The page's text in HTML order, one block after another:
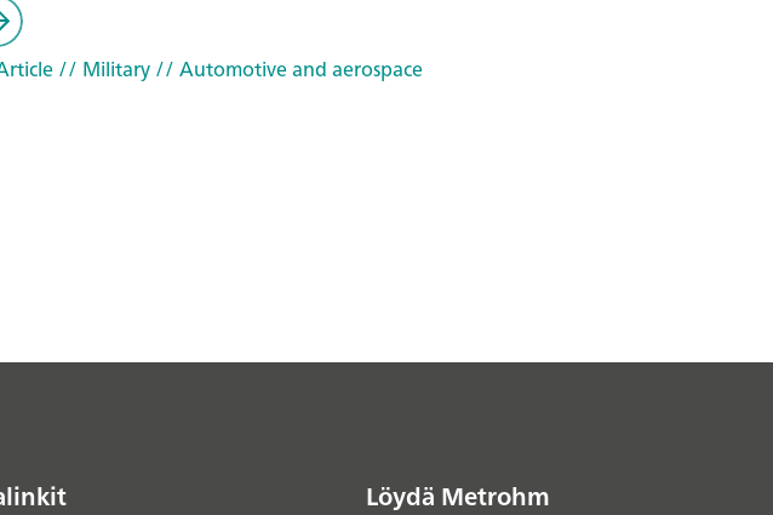
// Military// Automotive and aerospace
Löydä Metrohm